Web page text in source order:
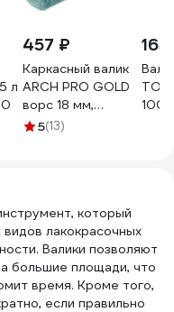
л
457 ₽
Каркасный валик
ARCH PRO GOLD
ворс 18 мм,
микрофибра 25
5(13)
165
100
который
лакокрасочных
Валики позволяют
большие площади, что
время. Кроме того,
если правильно